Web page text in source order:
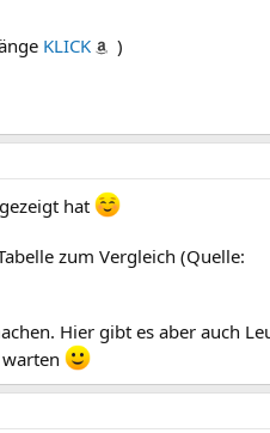
KLICK )
hat
zum Vergleich (Quelle:
Hier gibt es aber auch